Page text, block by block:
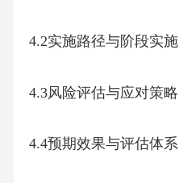
4.2实施路径与阶段实施
4.3风险评估与应对策略
4.4预期效果与评估体系